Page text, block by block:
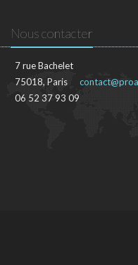
Nous contacter
7 rue Bachelet
75018, Paris
06 52 37 93 09